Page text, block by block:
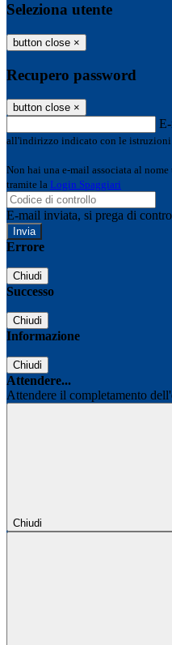
Seleziona utente
button close ×
Recupero password
button close ×
all'indirizzo indicato con le istruzioni
Non hai una e-mail associata al
tramite la Login Spaggiari
E-mail inviata, si prega di
Errore
Chiudi
Successo
Chiudi
Informazione
Chiudi
Attendere...
Attendere il completamento
Chiudi